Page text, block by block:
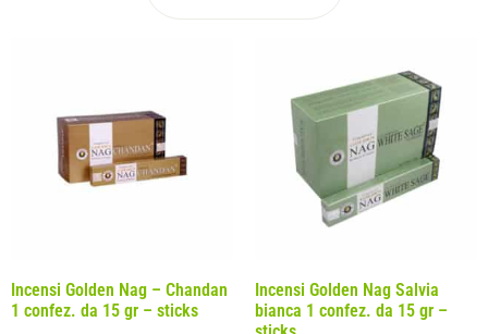
Incensi Golden Nag – Chandan
1 confez. da 15 gr – sticks
Incensi Golden Nag Salvia
bianca 1 confez. da 15 gr –